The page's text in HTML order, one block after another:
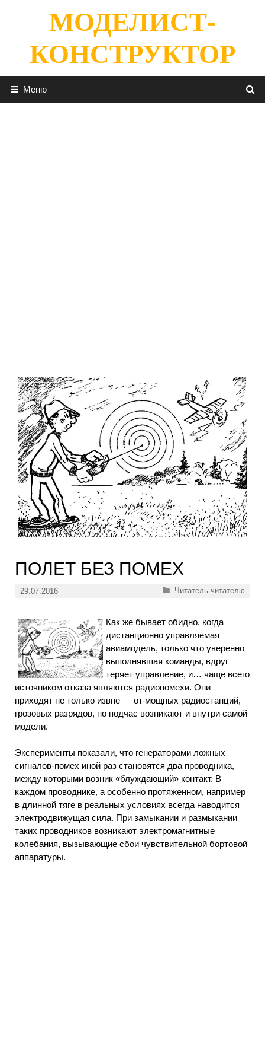
содержимомуМОДЕЛИСТ-
КОНСТРУКТОР
Меню
ПОЛЕТ БЕЗ ПОМЕХ
29.07.2016 Рубрики
Читатель читателю
Как же бывает обидно, когда
дистанционно управляемая
авиамодель, только что уверенно
выполнявшая команды, вдруг
теряет управление, и… чаще всего
источником отказа являются радиопомехи. Они
приходят не только извне — от мощных радиостанций,
грозовых разрядов, но подчас возникают и внутри самой
модели.
Эксперименты показали, что генераторами ложных
сигналов-помех иной раз становятся два проводника,
между которыми возник «блуждающий» контакт. В
каждом проводнике, а особенно протяженном, например
в длинной тяге в реальных условиях всегда наводится
электродвижущая сила. При замыкании и размыкании
таких проводников возникают электромагнитные
колебания, вызывающие сбои чувствительной бортовой
аппаратуры.